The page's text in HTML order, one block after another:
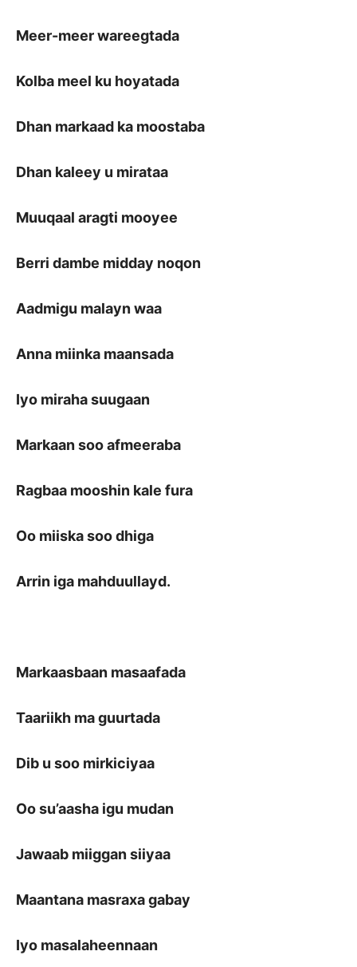
Meer-meer wareegtada
Kolba meel ku hoyatada
Dhan markaad ka moostaba
Dhan kaleey u mirataa
Muuqaal aragti mooyee
Berri dambe midday noqon
Aadmigu malayn waa
Anna miinka maansada
Iyo miraha suugaan
Markaan soo afmeeraba
Ragbaa mooshin kale fura
Oo miiska soo dhiga
Arrin iga mahduullayd.
Markaasbaan masaafada
Taariikh ma guurtada
Dib u soo mirkiciyaa
Oo su’aasha igu mudan
Jawaab miiggan siiyaa
Maantana masraxa gabay
Iyo masalaheennaan